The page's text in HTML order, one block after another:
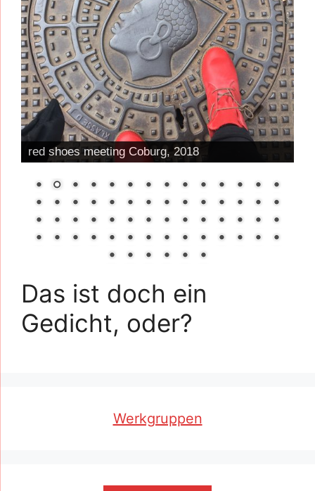
red shoes meeting Coburg, 2018
Das ist doch ein
Gedicht, oder?
Werkgruppen